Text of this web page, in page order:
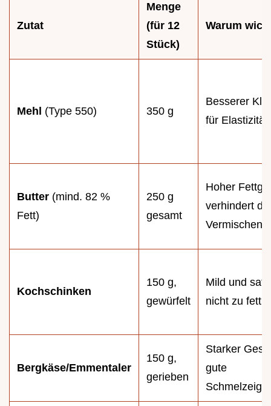
Zutat
Menge
(für 12
Stück)
Warum
Mehl (Type 550) 350 g
Besserer
für Elastizität.
Butter (mind. 82 %
Fett)
250 g
gesamt
Hoher
verhindert
Vermischen.
Kochschinken
150 g,
gewürfelt
Mild und
nicht zu
Bergkäse/Emmentaler
150 g,
gerieben
Starker
gute